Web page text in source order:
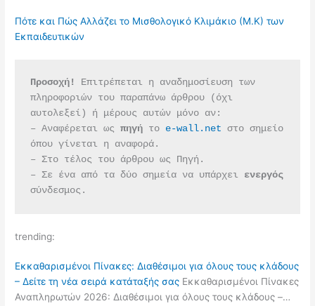
Πότε και Πώς Αλλάζει το Μισθολογικό Κλιμάκιο (Μ.Κ) των
Εκπαιδευτικών
Προσοχή!
Επιτρέπεται η αναδημοσίευση των
πληροφοριών του παραπάνω άρθρου (όχι
αυτολεξεί) ή μέρους αυτών μόνο αν:
– Αναφέρεται ως πηγή το e-wall.net στο σημείο
όπου γίνεται η αναφορά.
– Στο τέλος του άρθρου ως Πηγή.
– Σε ένα από τα δύο σημεία να υπάρχει
σύνδεσμος.
trending:
Εκκαθαρισμένοι Πίνακες: Διαθέσιμοι για όλους τους κλάδους
– Δείτε τη νέα σειρά κατάταξής σας Εκκαθαρισμένοι Πίνακες
Αναπληρωτών 2026: Διαθέσιμοι για όλους τους κλάδους –…